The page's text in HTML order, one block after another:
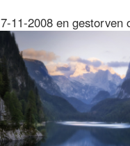
11-2008 en gestorven